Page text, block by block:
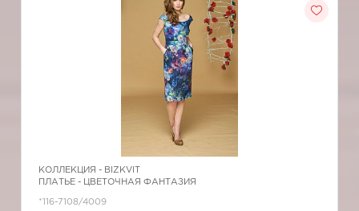
КОЛЛЕКЦИЯ - BIZKVIT
ПЛАТЬЕ - ЦВЕТОЧНАЯ ФАНТАЗИЯ
*116-7108/4009